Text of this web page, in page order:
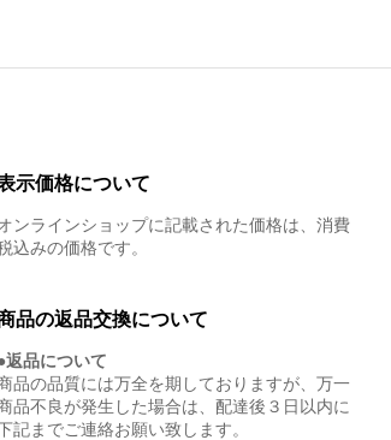
示価格について
ンラインショップに記載された価格は、消費
込みの価格です。
品の返品交換について
返品について
品の品質には万全を期しておりますが、万一
品不良が発生した場合は、配達後３日以内に
記までご連絡お願い致します。